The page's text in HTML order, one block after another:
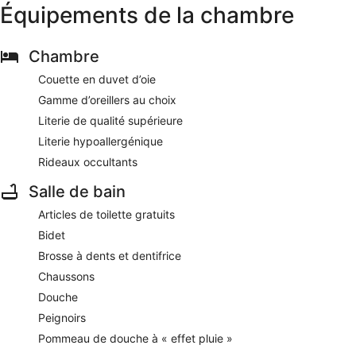
Équipements de la chambre
Chambre
Couette en duvet d’oie
Gamme d’oreillers au choix
Literie de qualité supérieure
Literie hypoallergénique
Rideaux occultants
Salle de bain
Articles de toilette gratuits
Bidet
Brosse à dents et dentifrice
Chaussons
Douche
Peignoirs
Pommeau de douche à « effet pluie »